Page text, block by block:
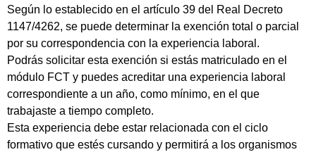
Según lo establecido en el artículo 39 del Real Decreto
1147/4262, se puede determinar la exención total o parcial
por su correspondencia con la experiencia laboral.
Podrás solicitar esta exención si estás matriculado en el
módulo FCT y puedes acreditar una experiencia laboral
correspondiente a un año, como mínimo, en el que
trabajaste a tiempo completo.
Esta experiencia debe estar relacionada con el ciclo
formativo que estés cursando y permitirá a los organismos